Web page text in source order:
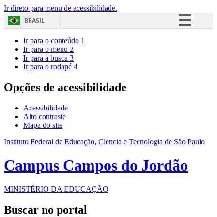
Ir direto para menu de acessibilidade.
BRASIL
Acesso à informação
Ir para o conteúdo 1
Ir para o menu 2
Ir para a busca 3
Ir para o rodapé 4
Opções de acessibilidade
Acessibilidade
Alto contraste
Mapa do site
Instituto Federal de Educação, Ciência e Tecnologia de São Paulo
Campus Campos do Jordão
MINISTÉRIO DA EDUCAÇÃO
Buscar no portal